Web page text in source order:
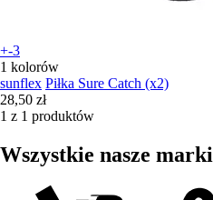
+-3
1 kolorów
sunflex Piłka Sure Catch (x2)
28,50 zł
1 z 1 produktów
Wszystkie nasze marki